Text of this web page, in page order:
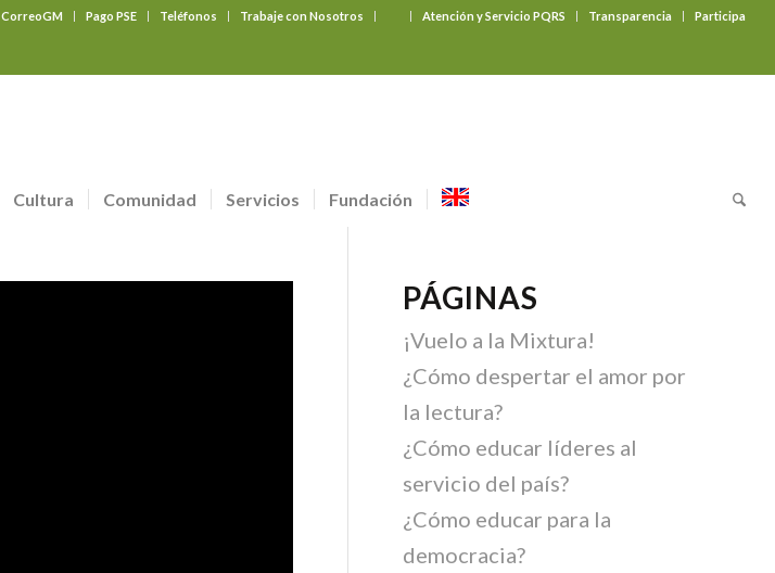
CorreoGM Pago PSE Teléfonos Trabaje con Nosotros Atención y Servicio PQRS Transparencia Participa
Cultura Comunidad Servicios Fundación
PÁGINAS
¡Vuelo a la Mixtura!
¿Cómo despertar el amor por
la lectura?
¿Cómo educar líderes al
servicio del país?
¿Cómo educar para la
democracia?